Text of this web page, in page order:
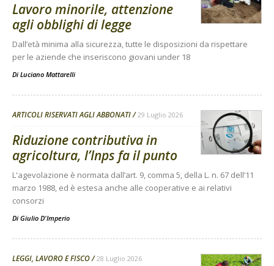
Lavoro minorile, attenzione
agli obblighi di legge
Dall’età minima alla sicurezza, tutte le disposizioni da rispettare
per le aziende che inseriscono giovani under 18
Di Luciano Mattarelli
ARTICOLI RISERVATI AGLI ABBONATI 29 Luglio 2026
Riduzione contributiva in
agricoltura, l’Inps fa il punto
L'agevolazione è normata dall’art. 9, comma 5, della L. n. 67 dell’11
marzo 1988, ed è estesa anche alle cooperative e ai relativi
consorzi
Di Giulio D'Imperio
LEGGI, LAVORO E FISCO 28 Luglio 2026